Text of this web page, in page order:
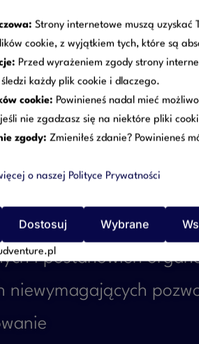
to jeden z kluczowych
z urzędami i
o pozwolenie na
przed starostwem,
i postanowień
niewymagających
Strony internetowe muszą uzyskać
cookie, z wyjątkiem tych, które są
Przed wyrażeniem zgody strony
każdy plik cookie i dlaczego.
cookie: Powinieneś nadal mieć
nie zgadzasz się na niektóre pliki
zgody: Zmieniłeś zdanie? Powinieneś
o naszej Polityce Prywatności
Dostosuj Wybrane